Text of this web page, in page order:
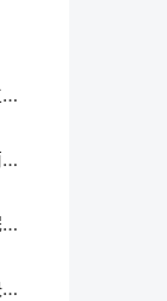
税务稽查从立案到处罚要多久：从立案到处罚的全过程
食品经营许可证网上申报入口：指南与流程
如何查询食品经营许可证是否办理完成？
一篇文章教你mcn机构怎么注册，快来get！